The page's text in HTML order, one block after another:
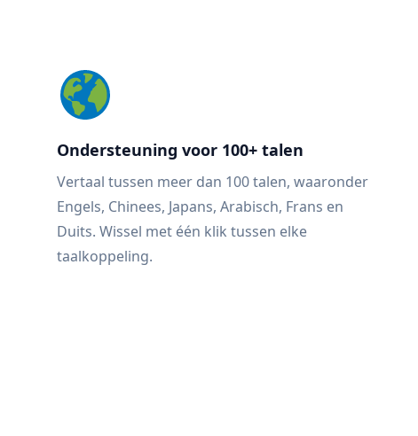
Ondersteuning voor 100+ talen
Vertaal tussen meer dan 100 talen, waaronder
Engels, Chinees, Japans, Arabisch, Frans en
Duits. Wissel met één klik tussen elke
taalkoppeling.